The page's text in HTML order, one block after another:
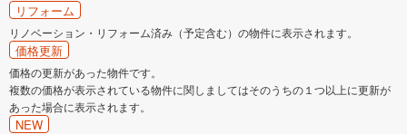
リフォーム
リノベーション・リフォーム済み（予定含む）の物件に表示されます。
価格更新
価格の更新があった物件です。
複数の価格が表示されている物件に関しましてはそのうちの１つ以上に更新が
あった場合に表示されます。
NEW